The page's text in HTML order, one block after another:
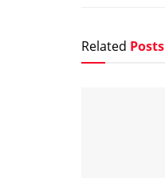
Related Posts